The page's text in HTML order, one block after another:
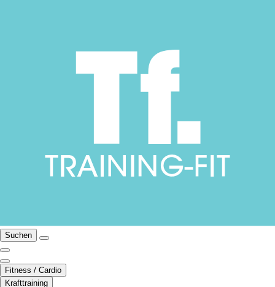
Suchen
Fitness / Cardio
Krafttraining